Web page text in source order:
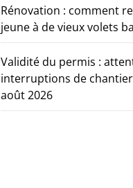
Rénovation : comment
jeune à de vieux volets
Validité du permis :
interruptions de chantier
août 2026